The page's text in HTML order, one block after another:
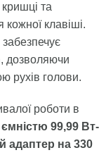
та
кожної клавіші.
, дозволяючи
рухів голови.
роботи в
99,99 Вт-
адаптер на 330